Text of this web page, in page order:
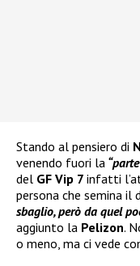
Stando al pensiero di
venendo fuori la
del GF Vip 7 infatti
persona che semina il
sbaglio, però da quel
aggiunto la Pelizon.
o meno, ma ci vede